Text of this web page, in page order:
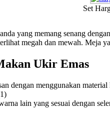
Set
yang memang senang
megah dan mewah. Meja
Ukir Emas
dengan menggunakan
lain yang sesuai dengan